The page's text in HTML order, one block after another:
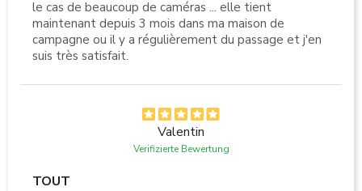
le cas de beaucoup de caméras ... elle tient
maintenant depuis 3 mois dans ma maison de
campagne ou il y a régulièrement du passage et j'en
suis très satisfait.
Valentin
Verifizierte Bewertung
TOUT